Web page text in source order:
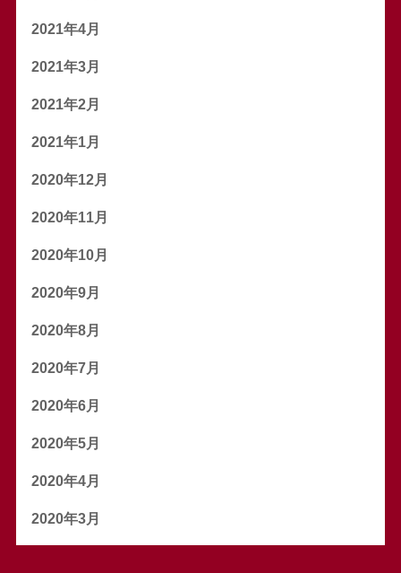
2021年4月
2021年3月
2021年2月
2021年1月
2020年12月
2020年11月
2020年10月
2020年9月
2020年8月
2020年7月
2020年6月
2020年5月
2020年4月
2020年3月